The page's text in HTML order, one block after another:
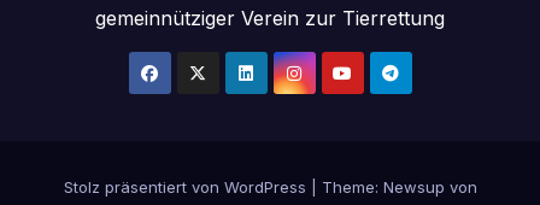
gemeinnütziger Verein zur Tierrettung
Stolz präsentiert von WordPress Theme: Newsup von